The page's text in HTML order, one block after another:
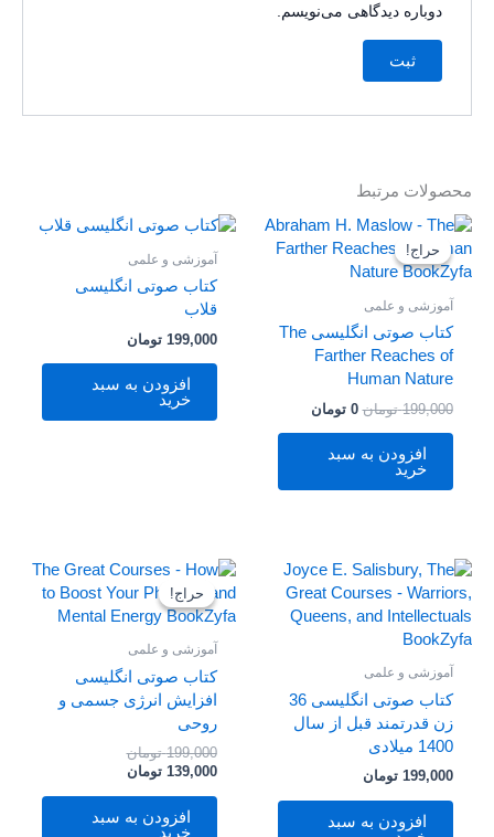
دوباره دیدگاهی می‌نویسم.
محصولات مرتبط
حراج!
حراج!
آموزشی و علمی
کتاب صوتی انگلیسی The
Farther Reaches of
Human Nature
199,000 تومان
قیمت
اصلی
بود.
0 تومان
قیمت
فعلی
افزودن به سبد
خرید
آموزشی و علمی
کتاب صوتی انگلیسی
قلاب
199,000 تومان
افزودن به سبد
خرید
آموزشی و علمی
کتاب صوتی انگلیسی 36
زن قدرتمند قبل از سال
1400 میلادی
199,000 تومان
افزودن به سبد
حراج!
حراج!
آموزشی و علمی
کتاب صوتی انگلیسی
افزایش انرژی جسمی و
روحی
199,000 تومان
قیمت
اصلی
199,000 تومان
بود.
139,000 تومان
قیمت
فعلی
139,000 تومان
است.
افزودن به سبد
خرید